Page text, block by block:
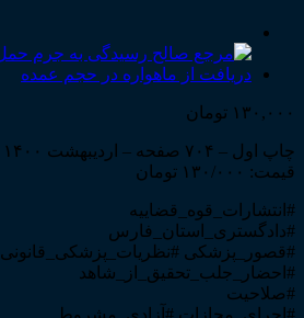
۱۳۰,۰۰۰ تومان
چاپ اول – ۷۰۴ صفحه – اردیبهشت ۱۴۰۰
قیمت: ۱۳۰/۰۰۰ تومان
#انتشارات_قوه_قضاییه
#دادگستری_استان_فارس
#قصور_پزشکی #نظریات_پزشکی_قانونی
#احضار_جلب_تحقیق_از_شاهد
#صلاحیت
#اجرای_مجازات #آزادی_مشروط